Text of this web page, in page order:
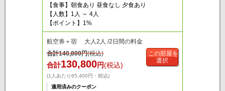
【食事】朝食あり 昼食なし 夕食あり
【人数】1人 ～ 4人
【ポイント】1%
航空券＋宿 大人2人 /2日間の料金
合計140,800円(税込)
合計130,800円(税込)
(1人あたり65,400円・税込)
適用済みのクーポン
この部屋を
選択